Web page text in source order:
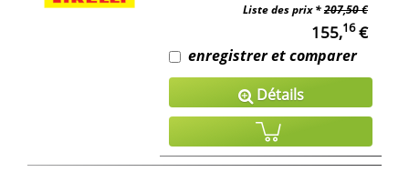
Liste des prix *207,50 €
155,16€
enregistrer et comparer
Détails